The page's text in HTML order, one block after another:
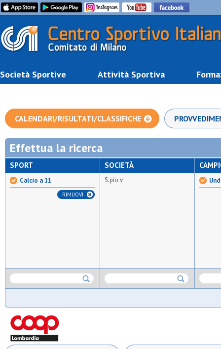
Società Sportive Attività Sportiva
CALENDARI/RISULTATI/CLASSIFICHE
Effettua la ricerca
SPORT
Calcio a 11
RIMUOVI
SOCIETÀ
S.pio v